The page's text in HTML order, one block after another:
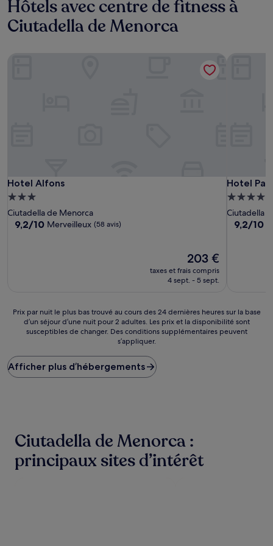
Hôtels avec centre de fitness à
Ciutadella de Menorca
Hotel Alfons
Hotel Alfons
Hébergement
3.0 étoiles
Ciutadella de Menorca
9.2
9,2/10 Merveilleux (58 avis)
Le
nouveau
prix
203 €
203 €
taxes et frais compris
4 sept. - 5 sept.
Hotel
Hotel
4.0 étoiles
Ciutadella
9.2
9,2/10
Prix
plus
bas
trouvé
heures
sur
base
Prix par nuit le plus bas trouvé au cours des 24 dernières heures sur la base
d’un séjour d’une nuit pour 2 adultes. Les prix et la disponibilité sont
susceptibles de changer. Des conditions supplémentaires peuvent
s’appliquer.
Afficher plus d’hébergements
Ciutadella de Menorca :
principaux sites d’intérêt